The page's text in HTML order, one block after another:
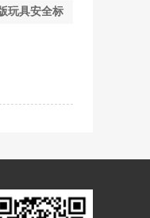
玩具安全标